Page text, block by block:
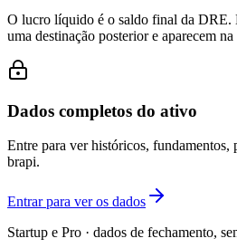
O lucro líquido é o saldo final da DRE.
uma destinação posterior e aparecem
Dados completos do ativo
Entre para ver históricos, fundamentos,
brapi.
Entrar para ver os dados
Startup e Pro · dados de fechamento,